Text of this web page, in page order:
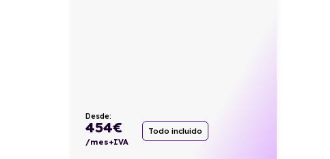
Desde:
454€
/mes+IVA
Todo incluido